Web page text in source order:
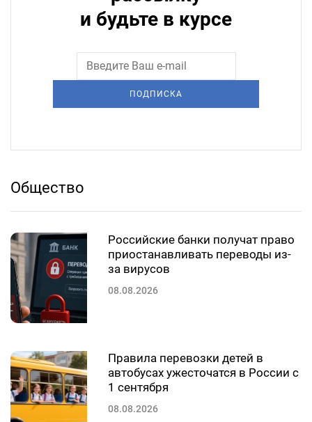
и будьте в курсе
ПОДПИСКА
Общество
Российские банки получат право
приостанавливать переводы из-
за вирусов
08.08.2026
Правила перевозки детей в
автобусах ужесточатся в России с
1 сентября
08.08.2026